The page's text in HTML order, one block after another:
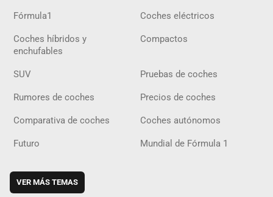
Fórmula1 Coches eléctricos
Coches híbridos y
enchufables
Compactos
SUV Pruebas de coches
Rumores de coches Precios de coches
Comparativa de coches Coches autónomos
Futuro Mundial de Fórmula 1
VER MÁS TEMAS